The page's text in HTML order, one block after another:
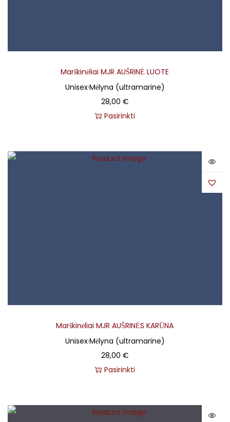
Marškinėliai MJR AUŠRINĖ LUOTE
Unisex·Mėlyna (ultramarine)
28,00 €
Pasirinkti
Marškinėliai MJR AUŠRINĖS KARŪNA
Unisex·Mėlyna (ultramarine)
28,00 €
Pasirinkti